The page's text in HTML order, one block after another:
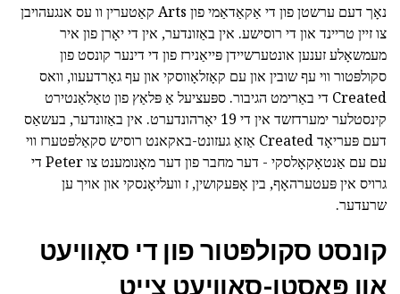
נאָך דעם ערשטן פון די אַקאַדאַמי פון Arts קאַטערין וו עס אנגעהויבן
צו זיין טריינד און די רוסישע. אין באַזונדער, אין די יאָרן פון איר
מעמשאָלע זענען אונטערשיידן פּייאַנירז פון די דינער קונסט פון
סקולפּטור ווי עף שובין און עם קאָזלאָווסקי און עף גאָרדעעוו, וואס
Created די באַרימט הגיבור. ספּעציעל אַ פּלאַץ פון טאַלאַנטירט
קינסטלער ימערדזשד אין די 19 יאָרהונדערט. אין באַזונדער, בעשאַס
דעם פּעריאָד Created אַזאַ געזונט-באקאנט רוסיש סקאַלפּטערז ווי
עם עם אַנטאָקאָלסקי - דער מחבר פון דער מאָנומענט צו Peter די
גרויס אין פּעטערהאָף, בין אָפּעקושין, ז וועליאָנסקי און אויך ען
שרעדער.
קונסט סקולפּטור פון די סאָוויעט
און פּאָסטן-סאָוויעט צייַט